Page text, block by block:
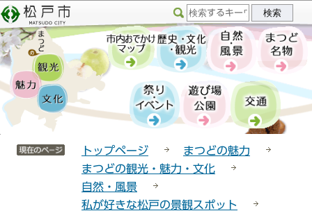
こ
の
ペ
ー
ジ
の
先
サ
イ
ト
メ
ニ
ュ
ー
このページの本文へ移動
サイトメニューここまで
トップページ
まつどの魅力
まつどの観光・魅力・文化
自然・風景
私が好きな松戸の景観スポット